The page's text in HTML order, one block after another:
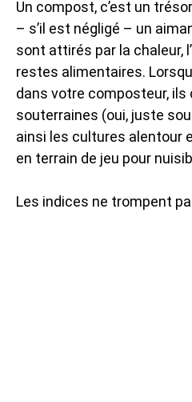
Un compost, c’est un
– s’il est négligé – un
sont attirés par la chaleur,
restes alimentaires.
dans votre composteur,
souterraines (oui, juste
ainsi les cultures alentour
en terrain de jeu pour
Les indices ne trompent